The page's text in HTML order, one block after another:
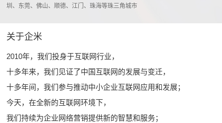
圳、东莞、佛山、顺德、江门、珠海等珠三角城市
关于企米
2010年，我们投身于互联网行业，
十多年来，我们见证了中国互联网的发展与变迁，
十多年间，我们参与推动中小企业互联网应用和发展；
今天，在全新的互联网环境下，
我们持续为企业网络营销提供新的智慧和服务；